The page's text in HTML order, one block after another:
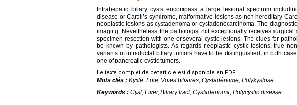
Intrahepatic biliary cysts encompass a large lesional spectrum
disease or Caroli’s syndrome, malformative lesions as non hereditary
neoplastic lesions as cystadenoma or cystadenocarcinoma. The
imaging. Nevertheless, the pathologist not exceptionally receives surgical
specimen resection with one or several cystic lesions. The clues for
be known by pathologists. As regards neoplastic cystic lesions, true
variants of intraductal biliary tumors have to be distinguished; in both
one of pancreatic cystic tumors.
Le texte complet de cet article est disponible en PDF.
Mots clés : Kyste, Foie, Voies biliaires, Cystadénome, Polykystose
Keywords : Cyst, Liver, Biliary tract, Cystadenoma, Polycystic disease